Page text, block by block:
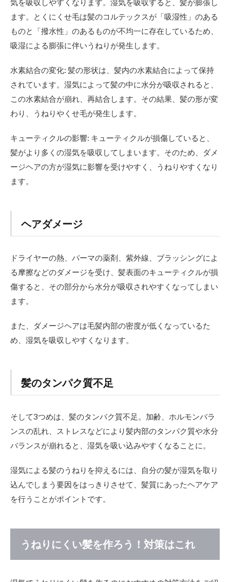
タン
パク
質不
足
うね
りに
くい
髪を
作ろ
う！
れ
くせ
ばす
2.2
を吸
い込
ませ
ない
ヘア
修す
る
シャ
ンプ
ーと
トリ
メン
トで
タン
パク
する
気を吸収しやすくなります。湿気を吸収すると、髪が膨張し
ます。とくにくせ毛は髪のコルテックスが「吸湿性」のある
ものと「撥水性」のあるものが不均一に存在しているため、
吸湿による膨張に伴いうねりが発生します。
水素結合の変化: 髪の形状は、髪内の水素結合によって保持
されています。湿気によって髪の中に水分が吸収されると、
この水素結合が崩れ、再結合します。その結果、髪の形が変
わり、うねりやくせ毛が発生します。
キューティクルの影響: キューティクルが損傷していると、
髪がより多くの湿気を吸収してしまいます。そのため、ダメ
ージヘアの方が湿気に影響を受けやすく、うねりやすくなり
ます。
ヘアダメージ
ドライヤーの熱、パーマの薬剤、紫外線、ブラッシングによ
る摩擦などのダメージを受け、髪表面のキューティクルが損
傷すると、その部分から水分が吸収されやすくなってしまい
ます。
また、ダメージヘアは毛髪内部の密度が低くなっているた
め、湿気を吸収しやすくなります。
髪のタンパク質不足
そして3つめは、髪のタンパク質不足。加齢、ホルモンバラ
ンスの乱れ、ストレスなどにより髪内部のタンパク質や水分
バランスが崩れると、湿気を吸い込みやすくなることに。
湿気による髪のうねりを抑えるには、自分の髪が湿気を取り
込んでしまう要因をはっきりさせて、髪質にあったヘアケア
を行うことがポイントです。
うねりにくい髪を作ろう！対策はこれ